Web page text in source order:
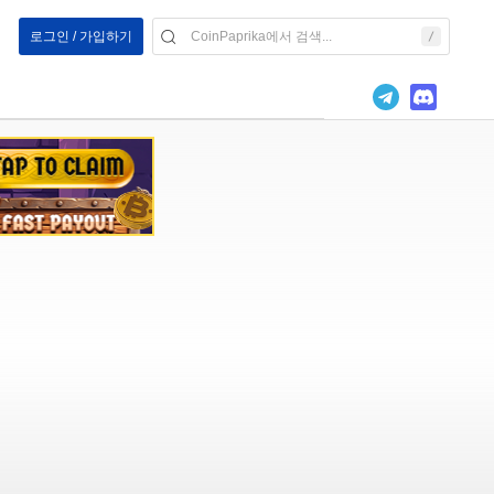
로그인 / 가입하기